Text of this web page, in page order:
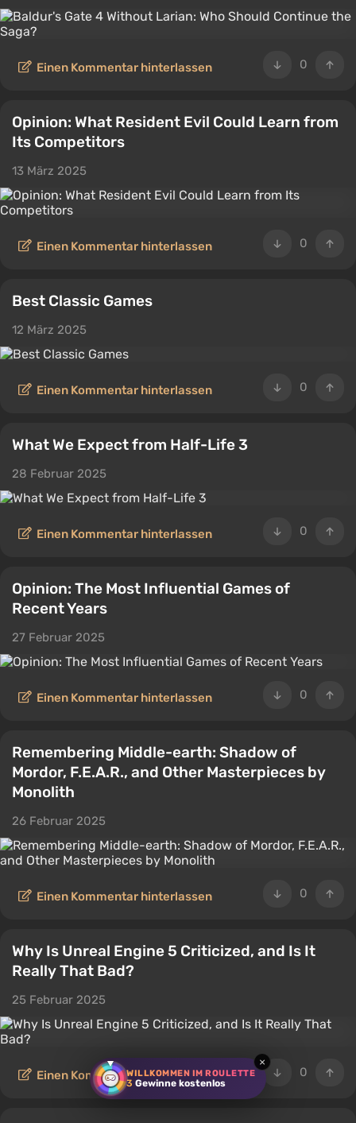
WILLKOMMEN IM ROULETTE
3 Gewinne kostenlos
×
0
Einen Kommentar hinterlassen
Opinion: What Resident Evil Could Learn from
Its Competitors
13 März 2025
0
Einen Kommentar hinterlassen
Best Classic Games
12 März 2025
0
Einen Kommentar hinterlassen
What We Expect from Half-Life 3
28 Februar 2025
0
Einen Kommentar hinterlassen
Opinion: The Most Influential Games of
Recent Years
27 Februar 2025
0
Einen Kommentar hinterlassen
Remembering Middle-earth: Shadow of
Mordor, F.E.A.R., and Other Masterpieces by
Monolith
26 Februar 2025
0
Einen Kommentar hinterlassen
Why Is Unreal Engine 5 Criticized, and Is It
Really That Bad?
25 Februar 2025
0
Einen Kommentar hinterlassen